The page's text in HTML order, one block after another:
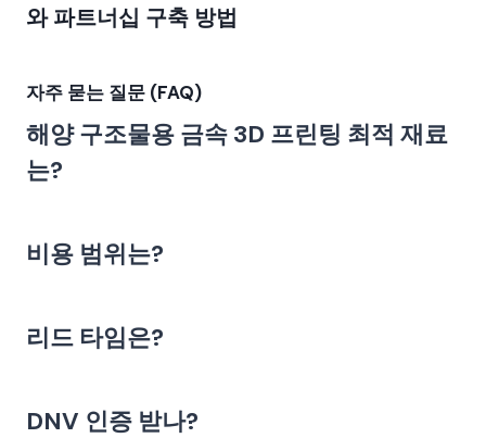
와 파트너십 구축 방법
자주 묻는 질문 (FAQ)
해양 구조물용 금속 3D 프린팅 최적 재료
는?
비용 범위는?
리드 타임은?
DNV 인증 받나?